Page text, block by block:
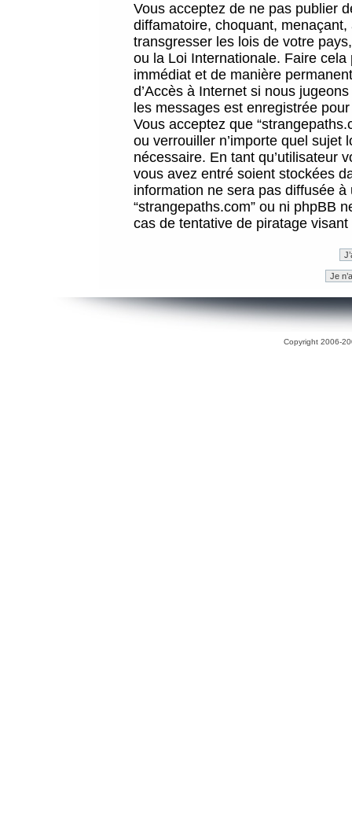
Vous acceptez de ne pas publier
diffamatoire, choquant,
transgresser les lois de votre
ou la Loi Internationale. Faire
immédiat et de manière
d’Accès à Internet si nous
les messages est enregistrée
Vous acceptez que
ou verrouiller n’importe quel sujet
nécessaire. En tant qu’utilisateur
vous avez entré soient stockées
information ne sera pas diffusée
“strangepaths.com” ou ni phpBB
cas de tentative de piratage
Copyright 2006-